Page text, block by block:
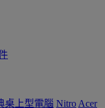
桌上型電腦 Nitro Acer